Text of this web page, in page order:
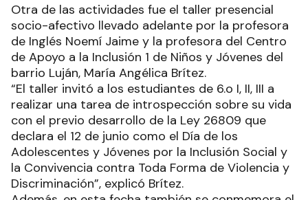
Otra de las actividades fue el taller presencial
socio-afectivo llevado adelante por la profesora
de Inglés Noemí Jaime y la profesora del Centro
de Apoyo a la Inclusión 1 de Niños y Jóvenes del
barrio Luján, María Angélica Brítez.
“El taller invitó a los estudiantes de 6.o I, II, III a
realizar una tarea de introspección sobre su vida
con el previo desarrollo de la Ley 26809 que
declara el 12 de junio como el Día de los
Adolescentes y Jóvenes por la Inclusión Social y
la Convivencia contra Toda Forma de Violencia y
Discriminación”, explicó Brítez.